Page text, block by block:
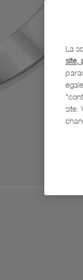
La
site,
site.